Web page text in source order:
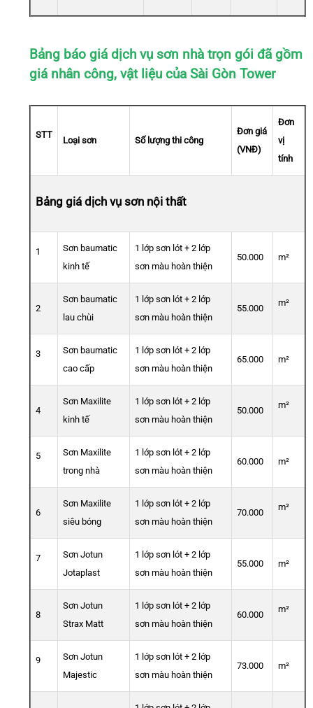
Bảng báo giá dịch vụ sơn nhà trọn gói đã gồm
giá nhân công, vật liệu của Sài Gòn Tower
STT
Loại sơn Số lượng thi công
Đơn giá
(VNĐ)
Đơn
vị
tính
Bảng giá dịch vụ sơn nội thất
1
Sơn baumatic
kinh tế
1 lớp sơn lót + 2 lớp
sơn màu hoàn thiện
50.000 m²
2
Sơn baumatic
lau chùi
1 lớp sơn lót + 2 lớp
sơn màu hoàn thiện
55.000
m²
3
Sơn baumatic
cao cấp
1 lớp sơn lót + 2 lớp
sơn màu hoàn thiện
65.000 m²
4
Sơn Maxilite
kinh tế
1 lớp sơn lót + 2 lớp
sơn màu hoàn thiện
50.000
m²
5
Sơn Maxilite
trong nhà
1 lớp sơn lót + 2 lớp
sơn màu hoàn thiện
60.000 m²
6
Sơn Maxilite
siêu bóng
1 lớp sơn lót + 2 lớp
sơn màu hoàn thiện
70.000
m²
7
Sơn Jotun
Jotaplast
1 lớp sơn lót + 2 lớp
sơn màu hoàn thiện
55.000 m²
8
Sơn Jotun
Strax Matt
1 lớp sơn lót + 2 lớp
sơn màu hoàn thiện
60.000
m²
9
Sơn Jotun
Majestic
1 lớp sơn lót + 2 lớp
sơn màu hoàn thiện
73.000 m²